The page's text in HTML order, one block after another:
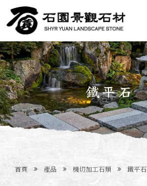
關於石園
石材&購物車
造景實績
鐵平石
首頁 產品 機切加工石類 鐵平石